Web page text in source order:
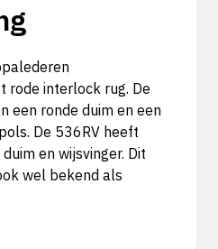
rode interlock rug. De
een ronde duim en een
De 536RV heeft
en wijsvinger. Dit
wel bekend als